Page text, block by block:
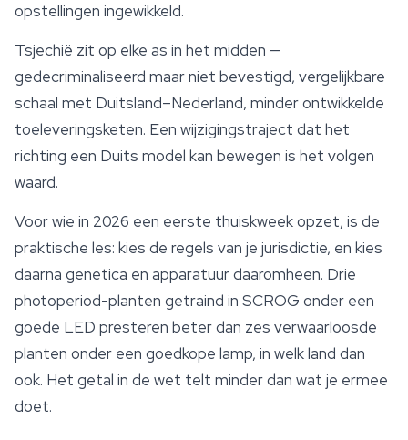
opstellingen ingewikkeld.
Tsjechië zit op elke as in het midden —
gedecriminaliseerd maar niet bevestigd, vergelijkbare
schaal met Duitsland–Nederland, minder ontwikkelde
toeleveringsketen. Een wijzigingstraject dat het
richting een Duits model kan bewegen is het volgen
waard.
Voor wie in 2026 een eerste thuiskweek opzet, is de
praktische les: kies de regels van je jurisdictie, en kies
daarna genetica en apparatuur daaromheen. Drie
photoperiod-planten getraind in SCROG onder een
goede LED presteren beter dan zes verwaarloosde
planten onder een goedkope lamp, in welk land dan
ook. Het getal in de wet telt minder dan wat je ermee
doet.